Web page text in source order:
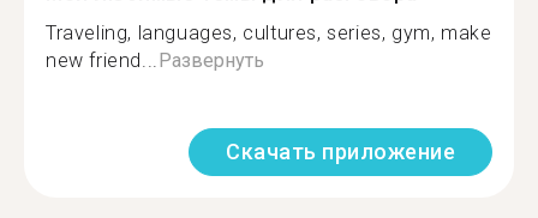
Traveling, languages, cultures, series, gym, make
new friend...Развернуть
Скачать приложение